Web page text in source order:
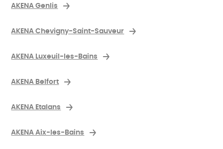
AKENA Genlis
AKENA Chevigny-Saint-Sauveur
AKENA Luxeuil-les-Bains
AKENA Belfort
AKENA Etalans
AKENA Aix-les-Bains